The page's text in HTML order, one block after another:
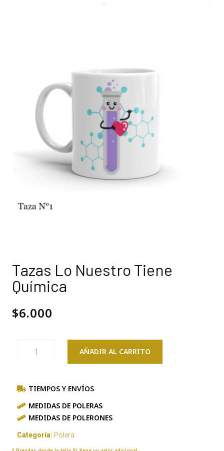
Tazas Lo Nuestro Tiene
Química
$6.000
AÑADIR AL CARRITO
TIEMPOS Y ENVÍOS
MEDIDAS DE POLERAS
MEDIDAS DE POLERONES
Categoría: Polera